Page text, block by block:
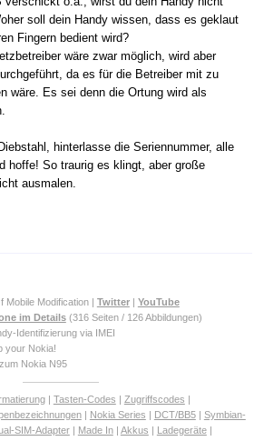
soll dein Handy wissen, dass es geklaut
Fingern bedient wird?
wäre zwar möglich, wird aber
da es für die Betreiber mit zu
wäre. Es sei denn die Ortung wird als
hinterlasse die Seriennummer, alle
hoffe! So traurig es klingt, aber große
ausmalen.
Modification | Twitter| YouTube
im Details(316 Seiten / 126 Abbildungen)
Identifizierung via IMEI
your Nokia!
Nokia N95
| Tasten-Codes Zugriffscodes
| Nokia Series DCT/BB5| Symbian-
SIM-Adapter| Made In| Akkus Ladegeräte|